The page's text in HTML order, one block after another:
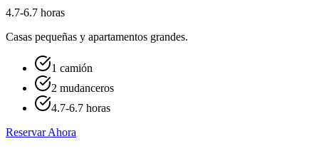
4.7-6.7 horas
Casas pequeñas y apartamentos grandes.
1 camión
2 mudanceros
4.7-6.7 horas
Reservar Ahora